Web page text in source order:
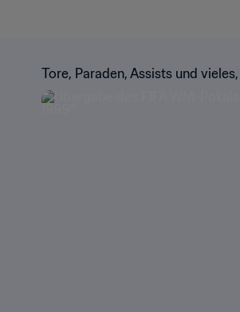
Tore, Paraden, Assists und